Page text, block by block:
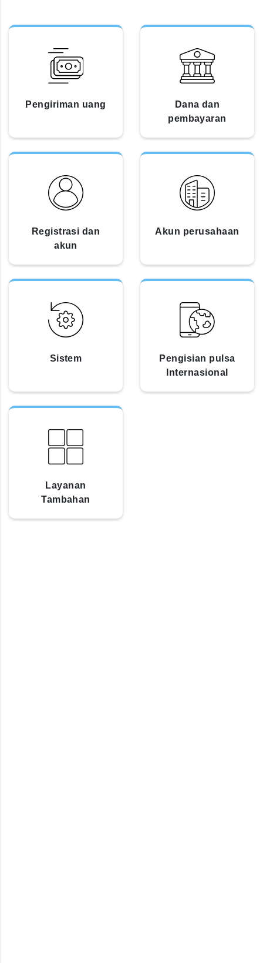
Pengiriman uang
Dana dan
pembayaran
Registrasi dan
akun
Akun perusahaan
Sistem
Pengisian pulsa
Internasional
Layanan
Tambahan